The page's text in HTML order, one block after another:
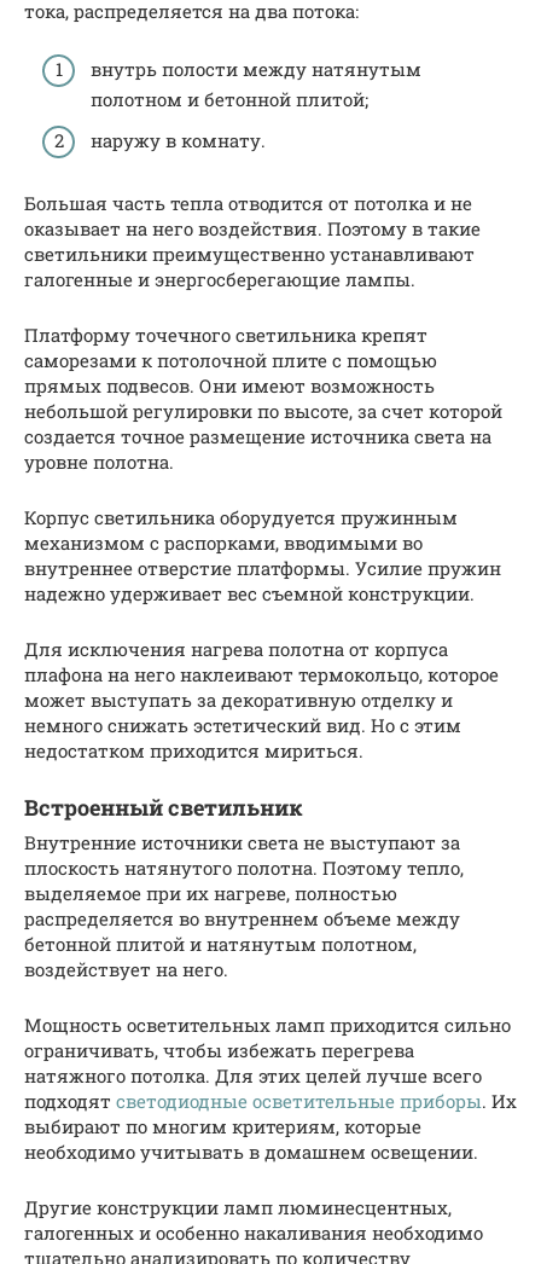
тока, распределяется на два потока:
внутрь полости между натянутым
полотном и бетонной плитой;
наружу в комнату.
Большая часть тепла отводится от потолка и не
оказывает на него воздействия. Поэтому в такие
светильники преимущественно устанавливают
галогенные и энергосберегающие лампы.
Платформу точечного светильника крепят
саморезами к потолочной плите с помощью
прямых подвесов. Они имеют возможность
небольшой регулировки по высоте, за счет которой
создается точное размещение источника света на
уровне полотна.
Корпус светильника оборудуется пружинным
механизмом с распорками, вводимыми во
внутреннее отверстие платформы. Усилие пружин
надежно удерживает вес съемной конструкции.
Для исключения нагрева полотна от корпуса
плафона на него наклеивают термокольцо, которое
может выступать за декоративную отделку и
немного снижать эстетический вид. Но с этим
недостатком приходится мириться.
Встроенный светильник
Внутренние источники света не выступают за
плоскость натянутого полотна. Поэтому тепло,
выделяемое при их нагреве, полностью
распределяется во внутреннем объеме между
бетонной плитой и натянутым полотном,
воздействует на него.
Мощность осветительных ламп приходится сильно
ограничивать, чтобы избежать перегрева
натяжного потолка. Для этих целей лучше всего
подходят светодиодные осветительные приборы. Их
выбирают по многим критериям, которые
необходимо учитывать в домашнем освещении.
Другие конструкции ламп люминесцентных,
галогенных и особенно накаливания необходимо
тщательно анализировать по количеству